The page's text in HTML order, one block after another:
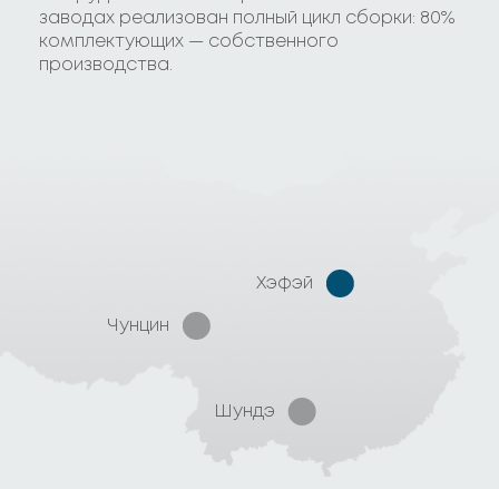
заводах реализован полный цикл сборки: 80%
комплектующих — собственного
производства.
Чунцин
Хэфэй
Шундэ